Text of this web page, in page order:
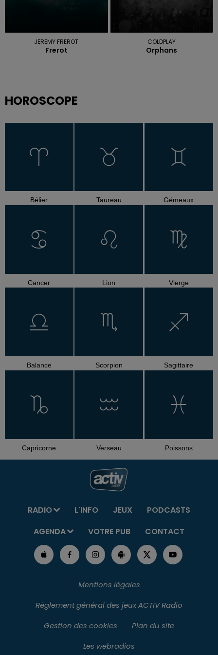
JEREMY FREROT
Frerot
COLDPLAY
Orphans
HOROSCOPE
Bélier Taureau Gémeaux
Cancer Lion Vierge
Balance Scorpion Sagittaire
Capricorne Verseau Poissons
RADIO L'INFO JEUX
PODCASTS
AGENDA
VOTRE PUB CONTACT
Mentions légales
Règlement général des jeux ACTIV Radio
Gestion des cookies
Plan du site
Les webradios